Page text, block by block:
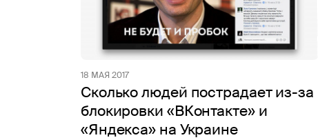
18 МАЯ 2017
Сколько людей пострадает из-за
блокировки «ВКонтакте» и
«Яндекса» на Украине